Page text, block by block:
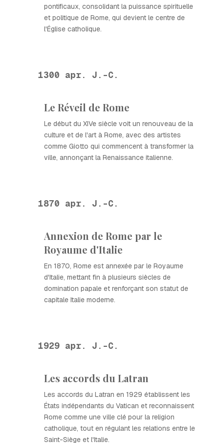
pontificaux, consolidant la puissance spirituelle
et politique de Rome, qui devient le centre de
l'Église catholique.
1300 apr. J.-C.
Le Réveil de Rome
Le début du XIVe siècle voit un renouveau de la
culture et de l'art à Rome, avec des artistes
comme Giotto qui commencent à transformer la
ville, annonçant la Renaissance italienne.
1870 apr. J.-C.
Annexion de Rome par le
Royaume d'Italie
En 1870, Rome est annexée par le Royaume
d'Italie, mettant fin à plusieurs siècles de
domination papale et renforçant son statut de
capitale Italie moderne.
1929 apr. J.-C.
Les accords du Latran
Les accords du Latran en 1929 établissent les
États indépendants du Vatican et reconnaissent
Rome comme une ville clé pour la religion
catholique, tout en régulant les relations entre le
Saint-Siège et l'Italie.